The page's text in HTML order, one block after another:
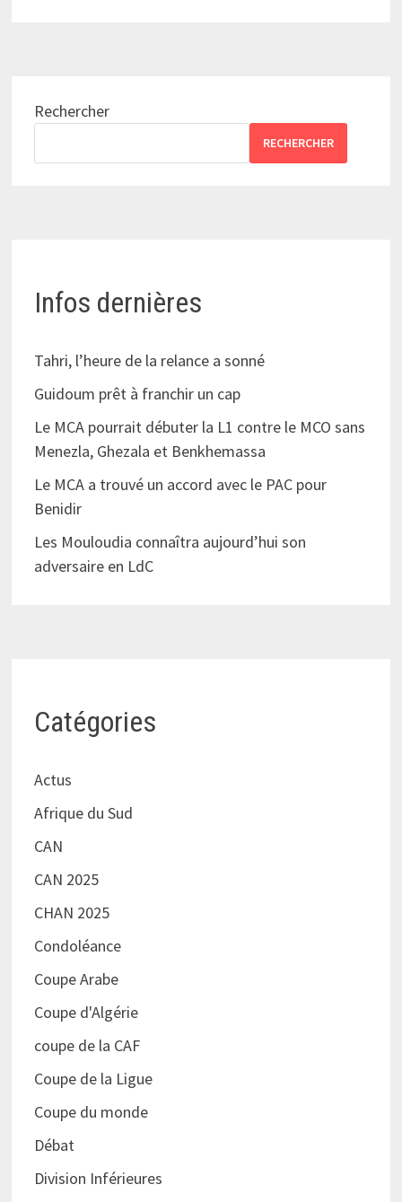
Rechercher
RECHERCHER
Infos dernières
Tahri, l’heure de la relance a sonné
Guidoum prêt à franchir un cap
Le MCA pourrait débuter la L1 contre le MCO sans
Menezla, Ghezala et Benkhemassa
Le MCA a trouvé un accord avec le PAC pour
Benidir
Les Mouloudia connaîtra aujourd’hui son
adversaire en LdC
Catégories
Actus
Afrique du Sud
CAN
CAN 2025
CHAN 2025
Condoléance
Coupe Arabe
Coupe d'Algérie
coupe de la CAF
Coupe de la Ligue
Coupe du monde
Débat
Division Inférieures